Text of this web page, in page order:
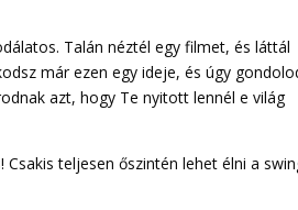
Talán néztél egy filmet, és láttál
már ezen egy ideje, és úgy
azt, hogy Te nyitott lennél e világ
teljesen őszintén lehet élni a